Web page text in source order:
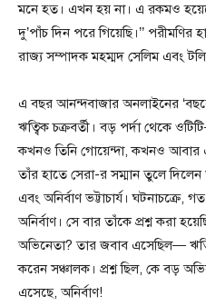
মনে হত। এখন হয় না। এ রকমও
দু’পাঁচ দিন পরে গিয়েছি।’’
রাজ্য সম্পাদক মহম্মদ সেলিম এবং
এ বছর আনন্দবাজার অনলাইনের
ঋত্বিক চক্রবর্তী। বড় পর্দা থেকে
কখনও তিনি গোয়েন্দা, কখনও আবার
তাঁর হাতে সেরা-র সম্মান তুলে দিলেন
এবং অনির্বাণ ভট্টাচার্য। ঘটনাচক্রে,
অনির্বাণ। সে বার তাঁকে প্রশ্ন করা
অভিনেতা? তার জবাব এসেছিল—
করেন সঞ্চালক। প্রশ্ন ছিল, কে বড়
এসেছে, অনির্বাণ!